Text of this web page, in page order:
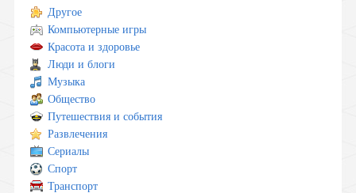
Другое
Компьютерные игры
Красота и здоровье
Люди и блоги
Музыка
Общество
Путешествия и события
Развлечения
Сериалы
Спорт
Транспорт